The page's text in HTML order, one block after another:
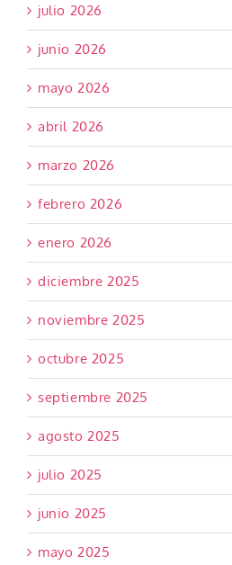
julio 2026
junio 2026
mayo 2026
abril 2026
marzo 2026
febrero 2026
enero 2026
diciembre 2025
noviembre 2025
octubre 2025
septiembre 2025
agosto 2025
julio 2025
junio 2025
mayo 2025